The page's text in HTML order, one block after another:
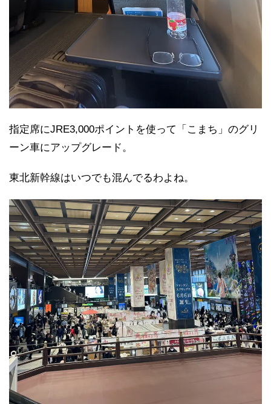
指定席にJRE3,000ポイントを使って「こまち」のグリ
ーン車にアップグレード。
東北新幹線はいつでも混んでるわよね。